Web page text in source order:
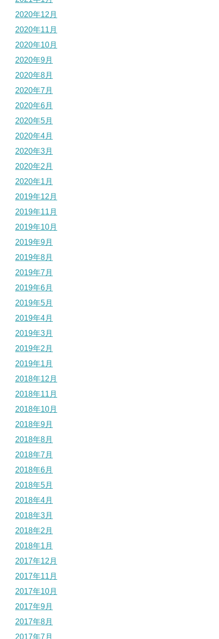
2020年12月
2020年11月
2020年10月
2020年9月
2020年8月
2020年7月
2020年6月
2020年5月
2020年4月
2020年3月
2020年2月
2020年1月
2019年12月
2019年11月
2019年10月
2019年9月
2019年8月
2019年7月
2019年6月
2019年5月
2019年4月
2019年3月
2019年2月
2019年1月
2018年12月
2018年11月
2018年10月
2018年9月
2018年8月
2018年7月
2018年6月
2018年5月
2018年4月
2018年3月
2018年2月
2018年1月
2017年12月
2017年11月
2017年10月
2017年9月
2017年8月
2017年7月